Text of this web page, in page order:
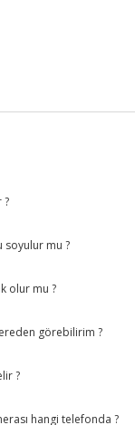
?
soyulur mu ?
olur mu ?
görebilirim ?
?
hangi telefonda ?